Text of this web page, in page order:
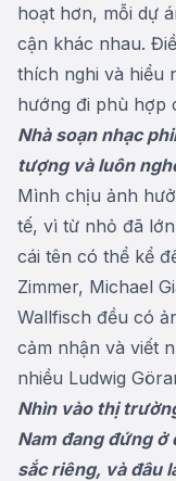
hoạt hơn, mỗi dự
cận khác nhau.
thích nghi và hiểu
hướng đi phù hợp
Nhà soạn nhạc
tượng và luôn
Mình chịu ảnh
tế, vì từ nhỏ đã
cái tên có thể kể
Zimmer, Michael
Wallfisch đều có
cảm nhận và viết
nhiều Ludwig
Nhìn vào thị
Nam đang đứng
sắc riêng, và đâu